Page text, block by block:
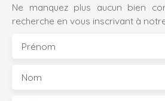
Ne manquez plus aucun bien
recherche en vous inscrivant à
Prénom
Nom